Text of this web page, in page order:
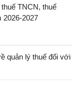
TNCN, thuế
2026-2027
quản lý thuế đối với